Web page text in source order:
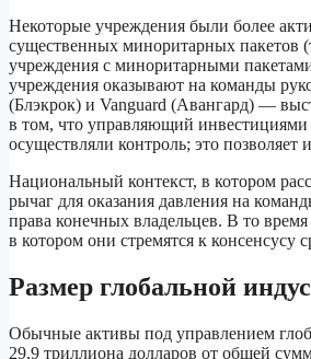
Некоторые учреждения были более
существенных миноритарных пакетов
учреждения с миноритарными
учреждения оказывают на команды
(Блэкрок) и Vanguard (Авангард) —
в том, что управляющий инвестициями
осуществляли контроль; это
Национальный контекст, в котором
рычаг для оказания давления на
права конечных владельцев. В то
в котором они стремятся к консенсусу
Размер глобальной
Обычные активы под управлением
29,9 триллиона долларов от общей